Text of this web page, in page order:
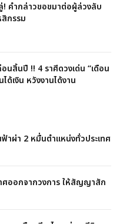
! คำกล่าวขอขมาต่อผู้ล่วงลับ
กรรม
นสิ้นปี !! 4 ราศีดวงเด่น “เดือน
ด้เงิน หวังงานได้งาน
าผ่า 2 หมื่นตำแหน่งทั่วประเทศ
ศออกจากวงการ ให้สัญญาสัก